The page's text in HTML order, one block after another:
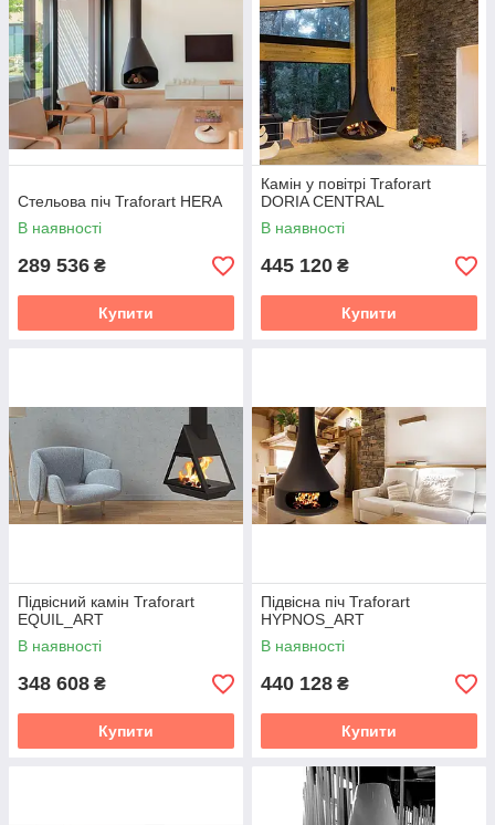
Стельова піч Traforart HERA
В наявності
289 536 ₴
Купити
Камін у повітрі Traforart
DORIA CENTRAL
В наявності
445 120 ₴
Купити
Підвісний камін Traforart
EQUIL_ART
В наявності
348 608 ₴
Купити
Підвісна піч Traforart
HYPNOS_ART
В наявності
440 128 ₴
Купити